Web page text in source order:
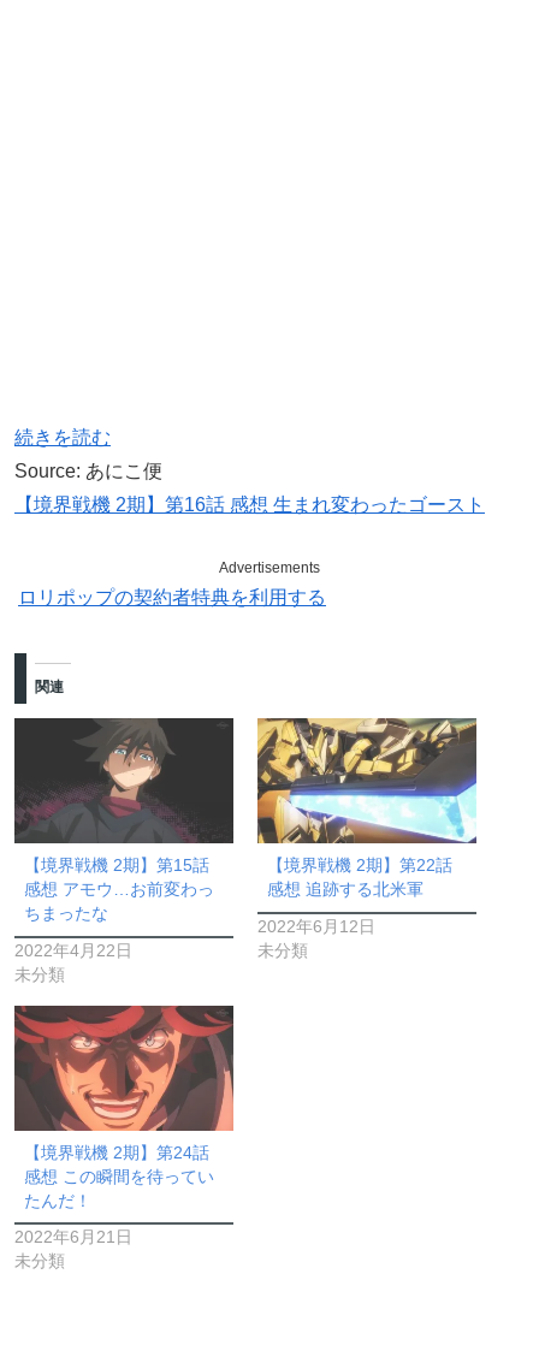
続きを読む
Source: あにこ便
【境界戦機 2期】第16話 感想 生まれ変わったゴースト
Advertisements
ロリポップの契約者特典を利用する
関連
【境界戦機 2期】第15話
感想 アモウ…お前変わっ
ちまったな
2022年4月22日
未分類
【境界戦機 2期】第22話
感想 追跡する北米軍
2022年6月12日
未分類
【境界戦機 2期】第24話
感想 この瞬間を待ってい
たんだ！
2022年6月21日
未分類